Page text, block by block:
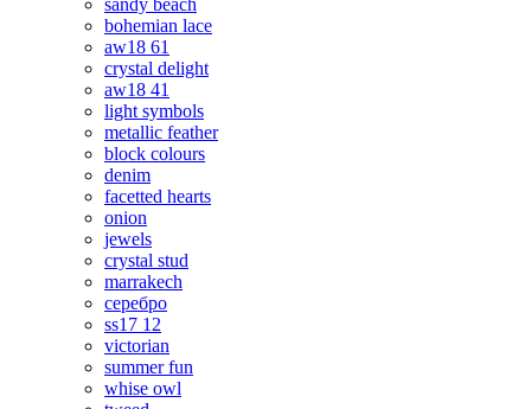
sandy beach
bohemian lace
aw18 61
crystal delight
aw18 41
light symbols
metallic feather
block colours
denim
facetted hearts
onion
jewels
crystal stud
marrakech
серебро
ss17 12
victorian
summer fun
whise owl